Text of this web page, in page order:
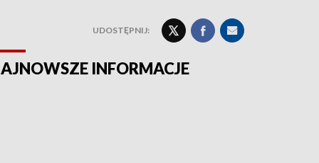
UDOSTĘPNIJ:
INFORMACJE